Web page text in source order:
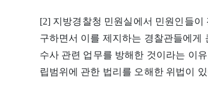
[2] 지방경찰청 민원실에서 민원인들
구하면서 이를 제지하는 경찰관들에게
수사 관련 업무를 방해한 것이라는 이
립범위에 관한 법리를 오해한 위법이